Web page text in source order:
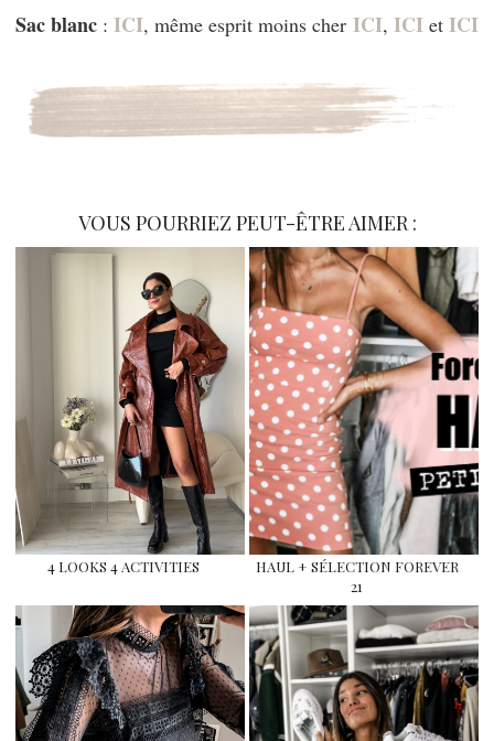
Sac blanc : ICI, même esprit moins cher ICI, ICI et ICI
VOUS POURRIEZ PEUT-ÊTRE AIMER :
4 LOOKS 4 ACTIVITIES
HAUL + SÉLECTION FOREVER
21